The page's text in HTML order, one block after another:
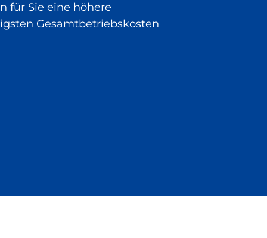
für Sie eine höhere
Gesamtbetriebskosten